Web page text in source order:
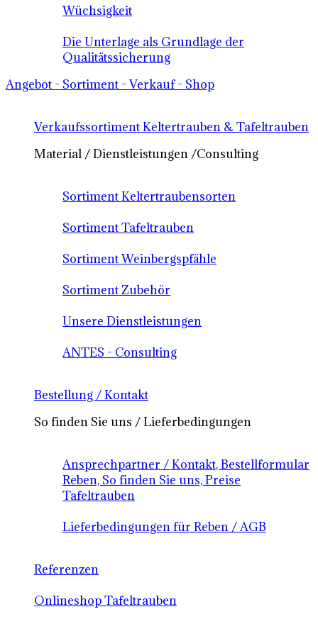
Wüchsigkeit
Die Unterlage als Grundlage der
Qualitätssicherung
Angebot - Sortiment - Verkauf - Shop
Verkaufssortiment Keltertrauben & Tafeltrauben
Material / Dienstleistungen /Consulting
Sortiment Keltertraubensorten
Sortiment Tafeltrauben
Sortiment Weinbergspfähle
Sortiment Zubehör
Unsere Dienstleistungen
ANTES - Consulting
Bestellung / Kontakt
So finden Sie uns / Lieferbedingungen
Ansprechpartner / Kontakt, Bestellformular
Reben, So finden Sie uns, Preise
Tafeltrauben
Lieferbedingungen für Reben / AGB
Referenzen
Onlineshop Tafeltrauben